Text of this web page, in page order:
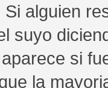
alguien
suyo
si
la